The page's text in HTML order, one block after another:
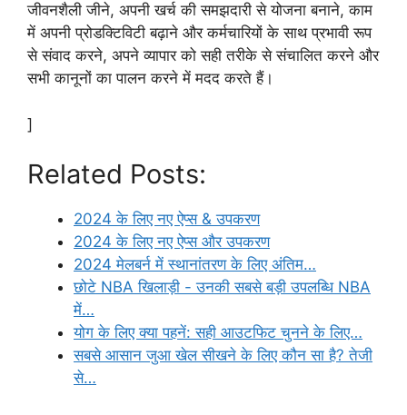
जीवनशैली जीने, अपनी खर्च की समझदारी से योजना बनाने, काम
में अपनी प्रोडक्टिविटी बढ़ाने और कर्मचारियों के साथ प्रभावी रूप
से संवाद करने, अपने व्यापार को सही तरीके से संचालित करने और
सभी कानूनों का पालन करने में मदद करते हैं।
]
Related Posts:
2024 के लिए नए ऐप्स & उपकरण
2024 के लिए नए ऐप्स और उपकरण
2024 मेलबर्न में स्थानांतरण के लिए अंतिम…
छोटे NBA खिलाड़ी - उनकी सबसे बड़ी उपलब्धि NBA
में…
योग के लिए क्या पहनें: सही आउटफिट चुनने के लिए…
सबसे आसान जुआ खेल सीखने के लिए कौन सा है? तेजी
से…